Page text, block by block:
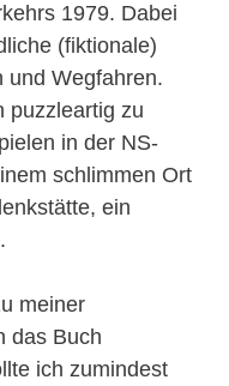
1979. Dabei
(fiktionale)
und Wegfahren.
puzzleartig zu
in der NS-
schlimmen Ort
ein
meiner
das Buch
ich zumindest